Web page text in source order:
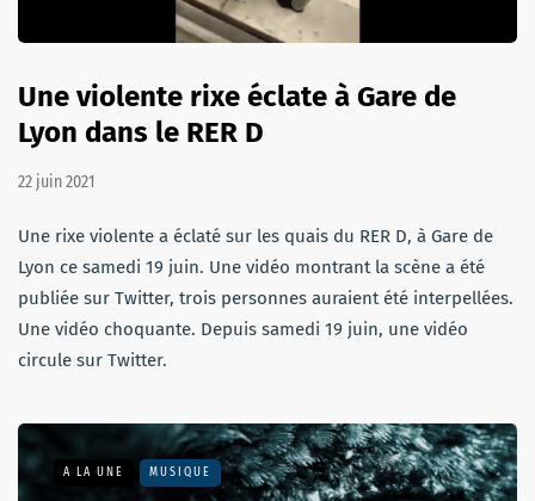
Une violente rixe éclate à Gare de
Lyon dans le RER D
22 juin 2021
Une rixe violente a éclaté sur les quais du RER D, à Gare de
Lyon ce samedi 19 juin. Une vidéo montrant la scène a été
publiée sur Twitter, trois personnes auraient été interpellées.
Une vidéo choquante. Depuis samedi 19 juin, une vidéo
circule sur Twitter.
A LA UNE MUSIQUE